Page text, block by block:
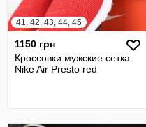
41, 42, 43, 44, 45
1150 грн
Кроссовки мужские сетка
Nike Air Presto red